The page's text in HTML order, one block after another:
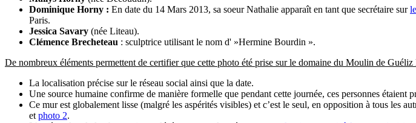
Dominique Horny : En date du 14 Mars 2013, sa soeur Nathalie apparaît en tant que secrétaire sur
Paris.
Jessica Savary (née Liteau).
Clémence Brecheteau : sculptrice utilisant le nom d' »Hermine Bourdin ».
De nombreux éléments permettent de certifier que cette photo été prise sur le domaine du Moulin de Guéliz
La localisation précise sur le réseau social ainsi que la date.
Une source humaine confirme de manière formelle que pendant cette journée, ces personnes étaient
Ce mur est globalement lisse (malgré les aspérités visibles) et c’est le seul, en opposition à tous les
et photo 2.